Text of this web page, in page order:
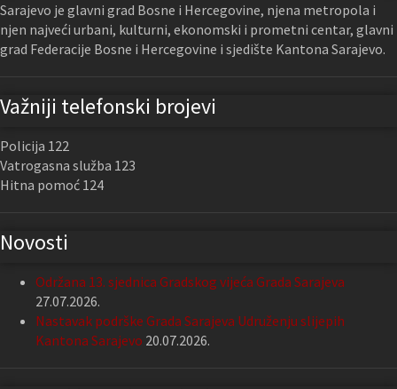
Sarajevo je glavni grad Bosne i Hercegovine, njena metropola i
njen najveći urbani, kulturni, ekonomski i prometni centar, glavni
grad Federacije Bosne i Hercegovine i sjedište Kantona Sarajevo.
Važniji telefonski brojevi
Policija 122
Vatrogasna služba 123
Hitna pomoć 124
Novosti
Održana 13. sjednica Gradskog vijeća Grada Sarajeva
27.07.2026.
Nastavak podrške Grada Sarajeva Udruženju slijepih
Kantona Sarajevo 20.07.2026.